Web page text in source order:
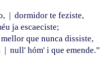
| dormidor te feziste,
ja escaeciste;
mellor que nunca dissiste,
| null' hóm' i que emende.”